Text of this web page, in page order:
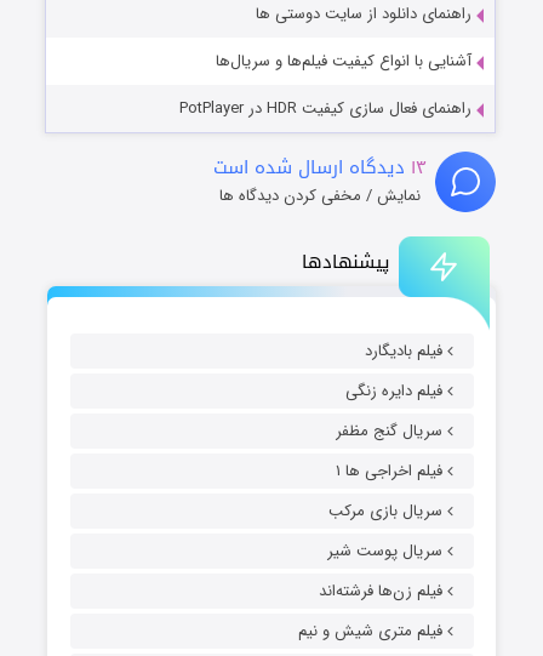
پیشنهادها
فیلم بادیگارد
فیلم دایره زنگی
سریال گنج مظفر
فیلم اخراجی ها ۱
سریال بازی مرکب
سریال پوست شیر
فیلم زن‌ها فرشته‌اند
فیلم متری شیش و نیم
راهنمای دانلود از سایت دوستی ها
آشنایی با انواع کیفیت فیلم‌ها و سریال‌ها
راهنمای فعال سازی کیفیت HDR در PotPlayer
۱۳ دیدگاه ارسال شده است
نمایش / مخفی کردن دیدگاه ها